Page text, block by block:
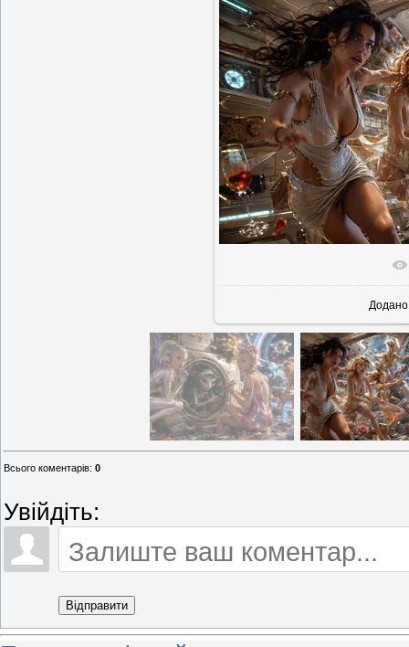
У
Додано
Всього коментарів: 0
Увійдіть:
Відправити